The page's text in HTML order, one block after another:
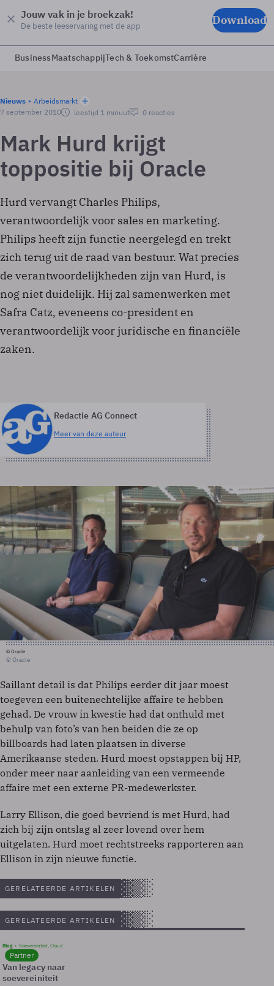
Jouw vak in je broekzak!
De beste leeservaring met de app Download
BusinessMaatschappijTech & ToekomstCarrière
Nieuws
Arbeidsmarkt
7 september 2010
leestijd 1 minuut 0 reacties
Mark Hurd krijgt
toppositie bij Oracle
Hurd vervangt Charles Philips,
verantwoordelijk voor sales en marketing.
Philips heeft zijn functie neergelegd en trekt
zich terug uit de raad van bestuur. Wat precies
de verantwoordelijkheden zijn van Hurd, is
nog niet duidelijk. Hij zal samenwerken met
Safra Catz, eveneens co-president en
verantwoordelijk voor juridische en financiële
zaken.
Redactie AG Connect
Meer van deze auteur
© Oracle
© Oracle
Saillant detail is dat Philips eerder dit jaar moest
toegeven een buitenechtelijke affaire te hebben
gehad. De vrouw in kwestie had dat onthuld met
behulp van foto’s van hen beiden die ze op
billboards had laten plaatsen in diverse
Amerikaanse steden. Hurd moest opstappen bij HP,
onder meer naar aanleiding van een vermeende
affaire met een externe PR-medewerkster.
Larry Ellison, die goed bevriend is met Hurd, had
zich bij zijn ontslag al zeer lovend over hem
uitgelaten. Hurd moet rechtstreeks rapporteren aan
Ellison in zijn nieuwe functie.
GERELATEERDE ARTIKELEN
GERELATEERDE ARTIKELEN
Blog Soevereinteit, Cloud
Partner
Van legacy naar
soevereiniteit